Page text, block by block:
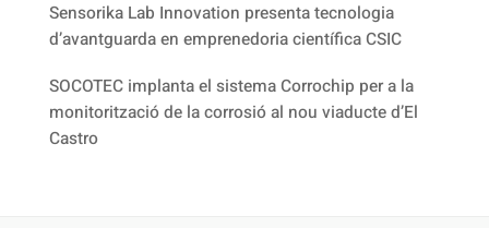
Sensorika Lab Innovation presenta tecnologia
d’avantguarda en emprenedoria científica CSIC
SOCOTEC implanta el sistema Corrochip per a la
monitorització de la corrosió al nou viaducte d’El
Castro